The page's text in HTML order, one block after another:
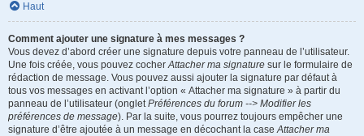
Haut
Comment ajouter une signature à mes messages ?
Vous devez d’abord créer une signature depuis votre panneau de l’utilisateur.
Une fois créée, vous pouvez cocherAttacher ma signature sur le formulaire de
rédaction de message. Vous pouvez aussi ajouter la signature par défaut à
tous vos messages en activant l’option « Attacher ma signature » à partir du
panneau de l’utilisateur (ongletPréférences du forum --> Modifier les
préférences de message). Par la suite, vous pourrez toujours empêcher une
signature d’être ajoutée à un message en décochant la caseAttacher ma